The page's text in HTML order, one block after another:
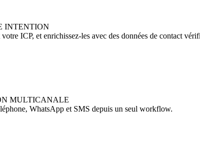
INTENTION
ICP, et enrichissez-les avec des données de contact
MULTICANALE
WhatsApp et SMS depuis un seul workflow.